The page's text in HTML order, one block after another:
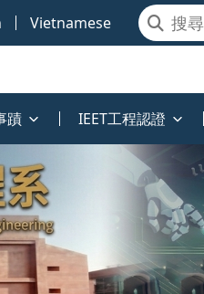
Vietnamese
蹟 IEET工程認證